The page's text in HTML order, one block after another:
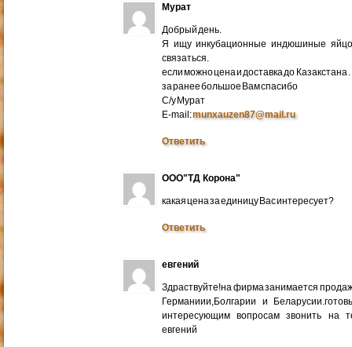
Мурат
Добрый день.
Я ищу инкубационные индюшиные
связаться.
если можно цена и доставка до Казакстана .
за ранее большое Вам спасибо
С/у Мурат
E-mail:munxauzen87@mail.ru
Ответить
ООО"ТД Корона"
какая цена за единицу Вас интересует?
Ответить
евгений
Здраствуйте!на фирма занимается
Германиии,Болгарии и
интересующим вопросам звонить на
евгений